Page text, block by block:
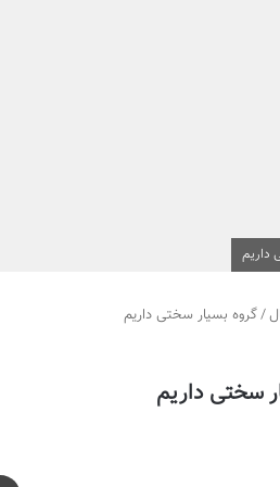
داریم
/گروه بسيار سختى داریم
سختى داریم